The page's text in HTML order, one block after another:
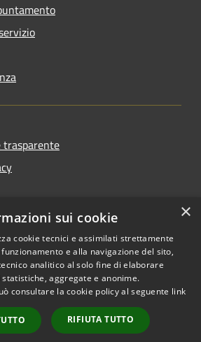
Copyright © 2026 • Comune di
Geraci Siculo • Powered by
Municipium•
Accesso
redazione
×
sui cookie
cookie tecnici e assimilati strettamente
e alla navigazione del sito,
analitico al solo fine di elaborare
aggregate e anonime.
consultare la cookie policy al seguente link
RIFIUTA TUTTO